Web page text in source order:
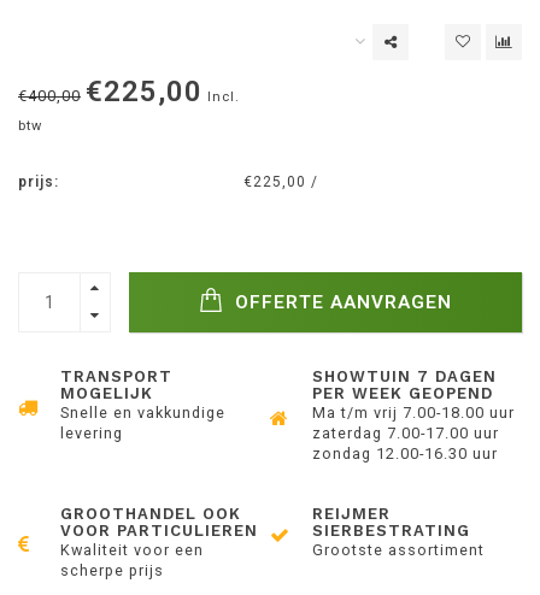
€400,00 €225,00
Incl.
btw
prijs: €225,00 /
OFFERTE AANVRAGEN
TRANSPORT
MOGELIJK
Snelle en vakkundige
levering
SHOWTUIN 7 DAGEN
PER WEEK GEOPEND
Ma t/m vrij 7.00-18.00 uur
zaterdag 7.00-17.00 uur
zondag 12.00-16.30 uur
GROOTHANDEL OOK
VOOR PARTICULIEREN
Kwaliteit voor een
scherpe prijs
REIJMER
SIERBESTRATING
Grootste assortiment